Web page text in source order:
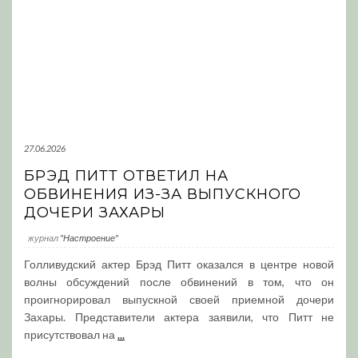
27.06.2026
БРЭД ПИТТ ОТВЕТИЛ НА
ОБВИНЕНИЯ ИЗ-ЗА ВЫПУСКНОГО
ДОЧЕРИ ЗАХАРЫ
журнал "Настроение"
Голливудский актер Брэд Питт оказался в центре новой
волны обсуждений после обвинений в том, что он
проигнорировал выпускной своей приемной дочери
Захары. Представители актера заявили, что Питт не
присутствовал на ...